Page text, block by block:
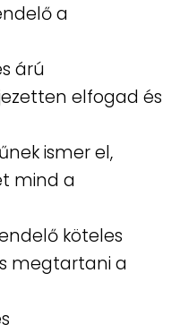
a
árú
elfogad és
ismer el,
mind a
köteles
megtartani a